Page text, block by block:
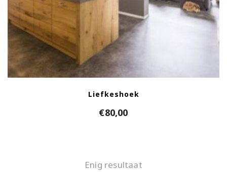
Liefkeshoek
€80,00
Enig resultaat